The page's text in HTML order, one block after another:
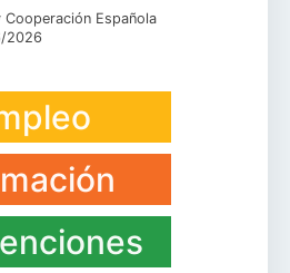
Cooperación Española
2026